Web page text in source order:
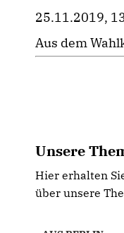
25.11.2019,
Aus dem
Unsere
Hier erhalten
über unsere